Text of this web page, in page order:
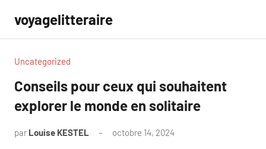
contenu
voyagelitteraire
Uncategorized
Conseils pour ceux qui souhaitent
explorer le monde en solitaire
par Louise KESTEL octobre 14, 2024